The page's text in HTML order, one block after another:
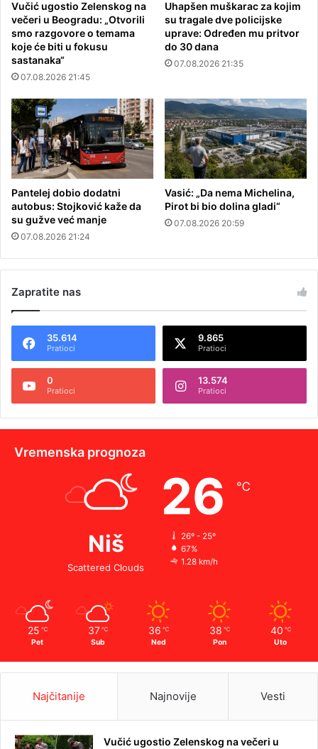
Vučić ugostio Zelenskog na
večeri u Beogradu: „Otvorili
smo razgovore o temama
koje će biti u fokusu
sastanaka“
07.08.2026 21:45
Uhapšen muškarac za kojim
su tragale dve policijske
uprave: Određen mu pritvor
do 30 dana
07.08.2026 21:35
Pantelej dobio dodatni
autobus: Stojković kaže da
su gužve već manje
07.08.2026 21:24
Vasić: „Da nema Michelina,
Pirot bi bio dolina gladi“
07.08.2026 20:59
Zapratite nas
35.614
Pratioci
9.865
Pratioci
0
Pratioci
13.574
Pratioci
Vremenska prognoza
Niš
Scattered Clouds
26 ℃
26º - 25º
67%
1.28 km/h
25 ℃
Pet
37 ℃
Sub
36 ℃
Ned
38 ℃
Pon
40 ℃
Uto
Najčitanije Najnovije Vesti
Vučić ugostio Zelenskog na večeri u